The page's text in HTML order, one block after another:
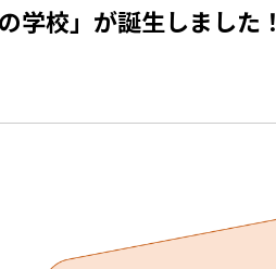
校」が誕生しました！